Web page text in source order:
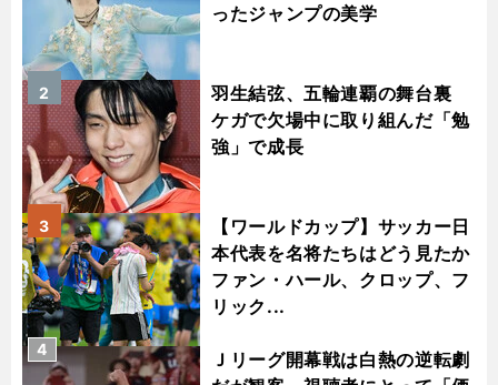
ったジャンプの美学
羽生結弦、五輪連覇の舞台裏
ケガで欠場中に取り組んだ「勉
強」で成長
2
【ワールドカップ】サッカー日
本代表を名将たちはどう見たか
ファン・ハール、クロップ、フ
リック...
3
Ｊリーグ開幕戦は白熱の逆転劇
4